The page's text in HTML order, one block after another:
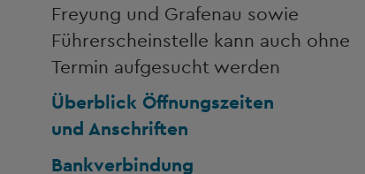
Freyung und Grafenau sowie
Führerscheinstelle kann auch ohne
Termin aufgesucht werden
Überblick Öffnungszeiten
und Anschriften
Bankverbindung